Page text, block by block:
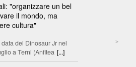
>
"organizzare un bel
il mondo, ma
cultura"
dei Dinosaur Jr nel
a Terni (Anfitea [...]